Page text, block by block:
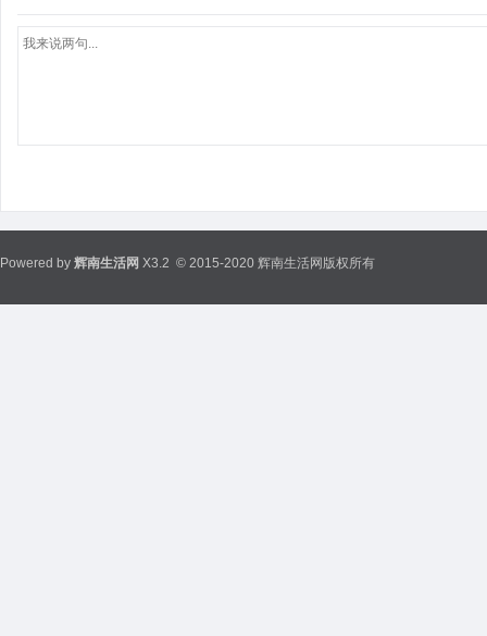
Powered by 辉南生活网 X3.2 © 2015-2020 辉南生活网版权所有